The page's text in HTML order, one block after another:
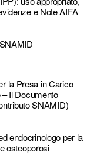
e Note AIFA
la Presa in Carico
– Il Documento
SNAMID)
endocrinologo per la
osteoporosi